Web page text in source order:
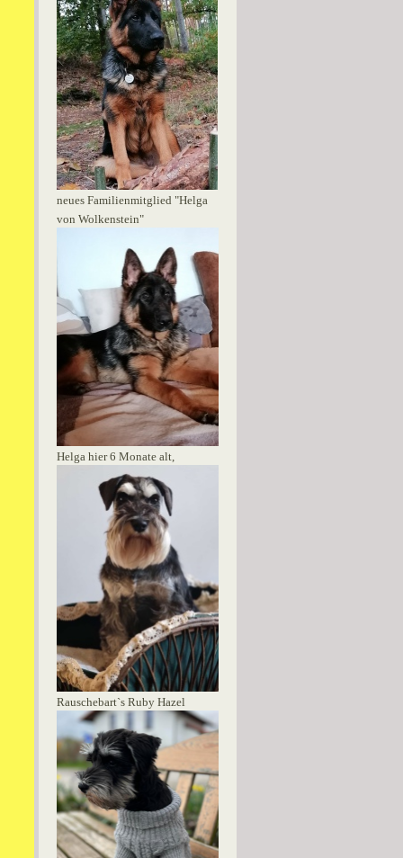
neues Familienmitglied "Helga
von Wolkenstein"
Helga hier 6 Monate alt,
Rauschebart`s Ruby Hazel